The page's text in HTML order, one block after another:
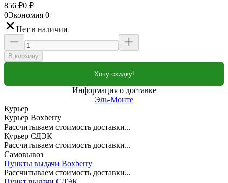
856 ₽0 ₽
0Экономия 0
Нет в наличии
В корзину
Хочу скидку!
Информация о доставке
Эль-Монте
Курьер
Курьер Boxberry
Рассчитываем стоимость доставки...
Курьер СДЭК
Рассчитываем стоимость доставки...
Самовывоз
Пункты выдачи Boxberry
Рассчитываем стоимость доставки...